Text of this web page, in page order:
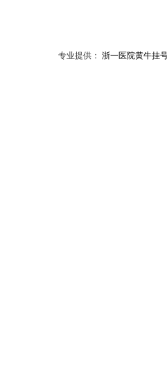
专业提供： 浙一医院黄牛挂